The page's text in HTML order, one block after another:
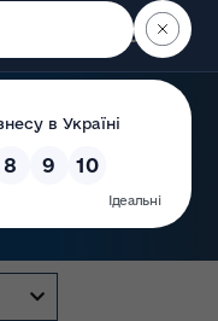
Пошук